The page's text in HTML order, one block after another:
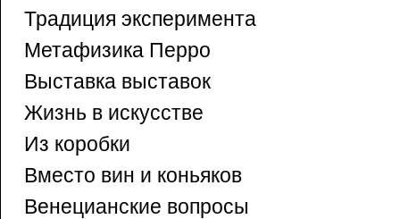
Традиция эксперимента
Метафизика Перро
Выставка выставок
Жизнь в искусстве
Из коробки
Вместо вин и коньяков
Венецианские вопросы